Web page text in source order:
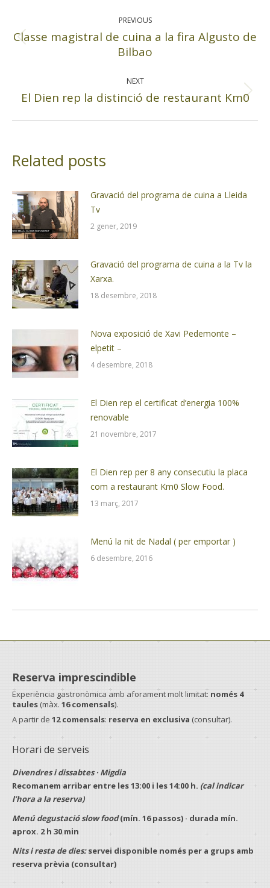
PREVIOUS
Previous
post:
Classe magistral de cuina a la fira Algusto de
Bilbao
NEXT
Next
El Dien rep la distinció de restaurant Km0
Related posts
Gravació del programa de cuina a Lleida
Tv
2 gener, 2019
Gravació del programa de cuina a la Tv la
Xarxa.
18 desembre, 2018
Nova exposició de Xavi Pedemonte –
elpetit –
4 desembre, 2018
El Dien rep el certificat d’energia 100%
renovable
21 novembre, 2017
El Dien rep per 8 any consecutiu la placa
com a restaurant Km0 Slow Food.
13 març, 2017
Menú la nit de Nadal ( per emportar )
6 desembre, 2016
Reserva imprescindible
Experiència gastronòmica amb aforament molt limitat: només 4
taules (màx. 16 comensals).
A partir de 12 comensals: reserva en exclusiva (consultar).
Horari de serveis
Divendres i dissabtes · Migdia
Recomanem arribar entre les13:00 i les14:00 h. (cal indicar
l’hora a la reserva)
Menú degustació slow food(mín. 16 passos) · durada mín.
aprox. 2 h 30 min
Nits i resta de dies:servei disponible només per a grups amb
reserva prèvia (consultar)